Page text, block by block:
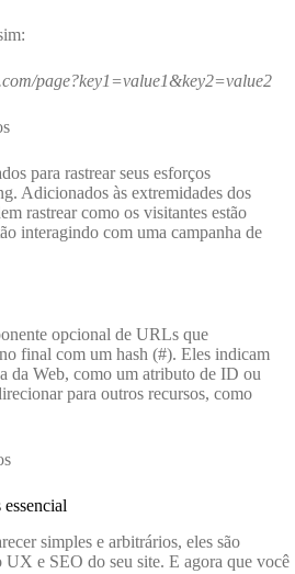
page?key1=value1&key2=value2
​​para rastrear seus esforços
Adicionados às extremidades dos
rastrear como os visitantes estão
interagindo com uma campanha de
opcional de URLs que
final com um hash (#). Eles indicam
da Web, como um atributo de ID ou
para outros recursos, como
simples e arbitrários, eles são
UX e SEO do seu site. E agora que você